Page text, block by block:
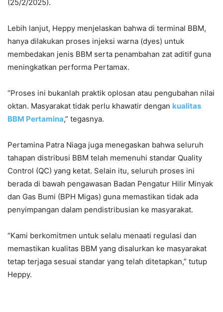
(25/2/2025).
Lebih lanjut, Heppy menjelaskan bahwa di terminal BBM,
hanya dilakukan proses injeksi warna (dyes) untuk
membedakan jenis BBM serta penambahan zat aditif guna
meningkatkan performa Pertamax.
“Proses ini bukanlah praktik oplosan atau pengubahan nilai
oktan. Masyarakat tidak perlu khawatir dengan kualitas
BBM Pertamina,” tegasnya.
Pertamina Patra Niaga juga menegaskan bahwa seluruh
tahapan distribusi BBM telah memenuhi standar Quality
Control (QC) yang ketat. Selain itu, seluruh proses ini
berada di bawah pengawasan Badan Pengatur Hilir Minyak
dan Gas Bumi (BPH Migas) guna memastikan tidak ada
penyimpangan dalam pendistribusian ke masyarakat.
“Kami berkomitmen untuk selalu menaati regulasi dan
memastikan kualitas BBM yang disalurkan ke masyarakat
tetap terjaga sesuai standar yang telah ditetapkan,” tutup
Heppy.